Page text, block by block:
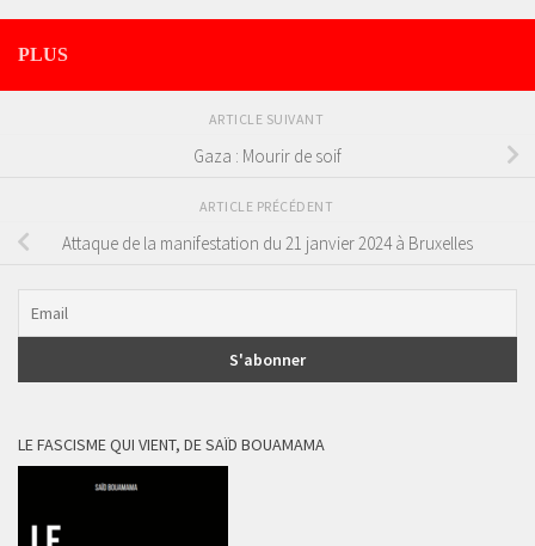
PLUS
ARTICLE SUIVANT
Gaza : Mourir de soif
ARTICLE PRÉCÉDENT
Attaque de la manifestation du 21 janvier 2024 à Bruxelles
LE FASCISME QUI VIENT, DE SAÏD BOUAMAMA